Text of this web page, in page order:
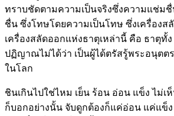
ทราบชัดตามความเป็นจริงซึ่งความแช่ม
ชื่น ซึ่งโทษโดยความเป็นโทษ ซึ่งเครื่องส
เครื่องสลัดออกแห่งธาตุเหล่านี้ คือ ธาตุทั้
ปฏิญาณไม่ได้ว่า เป็นผู้ได้ตรัสรู้พระอนุต
ในโลก
ชินเกินไปใช่ไหม เย็น ร้อน อ่อน แข็ง ไม่เ
ก็บอกอย่างนั้น จับดูกต้องก็แค่อ่อน แค่แข็ง